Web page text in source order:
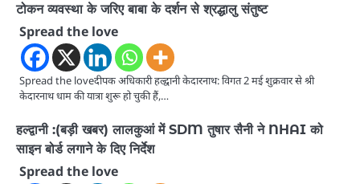
टोकन व्यवस्था के जरिए बाबा के दर्शन से श्रद्धालु संतुष्ट
Spread the love
Spread the loveदीपक अधिकारी हल्द्वानी केदारनाथ: विगत 2 मई शुक्रवार से श्री
केदारनाथ धाम की यात्रा शुरू हो चुकी हैं,…
हल्द्वानी :(बड़ी खबर) लालकुआं में SDM तुषार सैनी ने NHAI को
साइन बोर्ड लगाने के दिए निर्देश
Spread the love